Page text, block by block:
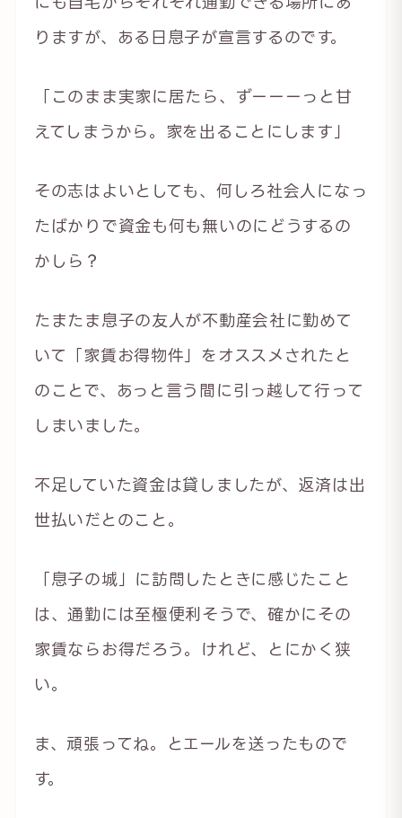
りますが、ある日息子が宣言するのです。
「このまま実家に居たら、ずーーーっと甘
えてしまうから。家を出ることにします」
その志はよいとしても、何しろ社会人になっ
たばかりで資金も何も無いのにどうするの
かしら？
たまたま息子の友人が不動産会社に勤めて
いて「家賃お得物件」をオススメされたと
のことで、あっと言う間に引っ越して行って
しまいました。
不足していた資金は貸しましたが、返済は出
世払いだとのこと。
「息子の城」に訪問したときに感じたこと
は、通勤には至極便利そうで、確かにその
家賃ならお得だろう。けれど、とにかく狭
い。
ま、頑張ってね。とエールを送ったもので
す。